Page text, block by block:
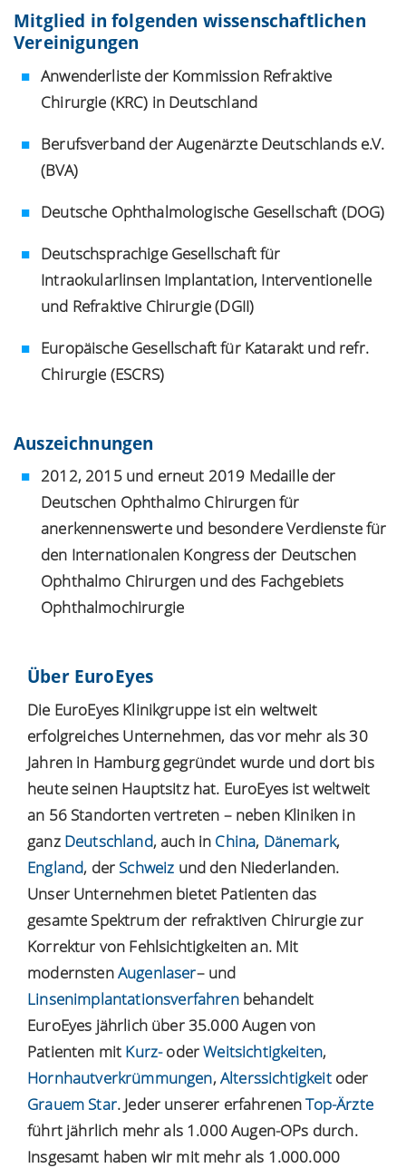
Mitglied in folgenden wissenschaftlichen
Vereinigungen
Anwenderliste der Kommission Refraktive
Chirurgie (KRC) in Deutschland
Berufsverband der Augenärzte Deutschlands e.V.
(BVA)
Deutsche Ophthalmologische Gesellschaft (DOG)
Deutschsprachige Gesellschaft für
Intraokularlinsen Implantation, Interventionelle
und Refraktive Chirurgie (DGII)
Europäische Gesellschaft für Katarakt und refr.
Chirurgie (ESCRS)
Auszeichnungen
2012, 2015 und erneut 2019 Medaille der
Deutschen Ophthalmo Chirurgen für
anerkennenswerte und besondere Verdienste für
den Internationalen Kongress der Deutschen
Ophthalmo Chirurgen und des Fachgebiets
Ophthalmochirurgie
Über EuroEyes
Die EuroEyes Klinikgruppe ist ein weltweit
erfolgreiches Unternehmen, das vor mehr als 30
Jahren in Hamburg gegründet wurde und dort bis
heute seinen Hauptsitz hat. EuroEyes ist weltweit
an 56 Standorten vertreten – neben Kliniken in
ganz Deutschland, auch in China, Dänemark,
England, der Schweiz und den Niederlanden.
Unser Unternehmen bietet Patienten das
gesamte Spektrum der refraktiven Chirurgie zur
Korrektur von Fehlsichtigkeiten an. Mit
modernstenAugenlaser– und
Linsenimplantationsverfahrenbehandelt
EuroEyes jährlich über 35.000 Augen von
Patienten mit Kurz-oderWeitsichtigkeiten,
Hornhautverkrümmungen,Alterssichtigkeitoder
Grauem Star. Jeder unserer erfahrenenTop-Ärzte
führt jährlich mehr als 1.000 Augen-OPs durch.
Insgesamt haben wir mit mehr als 1.000.000